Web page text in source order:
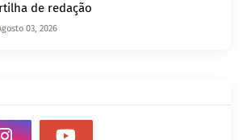
de redação
03, 2026